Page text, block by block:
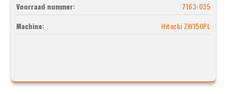
Voorraad nummer:
7163-035
Machine:
Hitachi ZW150PL